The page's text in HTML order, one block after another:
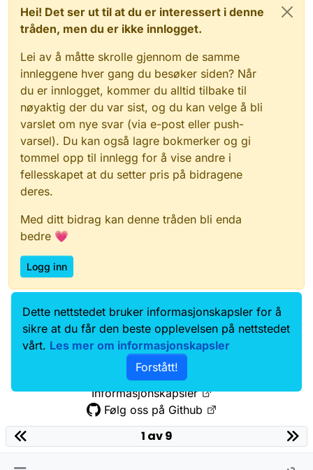
Hei! Det ser ut til at du er interessert i denne
tråden, men du er ikke innlogget.
Lei av å måtte skrolle gjennom de samme
innleggene hver gang du besøker siden? Når
du er innlogget, kommer du alltid tilbake til
nøyaktig der du var sist, og du kan velge å bli
varslet om nye svar (via e-post eller push-
varsel). Du kan også lagre bokmerker og gi
tommel opp til innlegg for å vise andre i
fellesskapet at du setter pris på bidragene
deres.
Med ditt bidrag kan denne tråden bli enda
bedre 💗
Logg inn
Data.norge.no
Kontakt oss
Samtykke og brukervilkår
Tilgjengelighetserklæring
Personvernerklæring
Informasjonskapsler
Følg oss på Github
1 av 9
Dette nettstedet bruker informasjonskapsler for å
sikre at du får den beste opplevelsen på nettstedet
vårt. Les mer om informasjonskapsler
Forstått!